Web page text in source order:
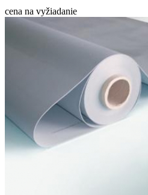
cena na vyžiadanie